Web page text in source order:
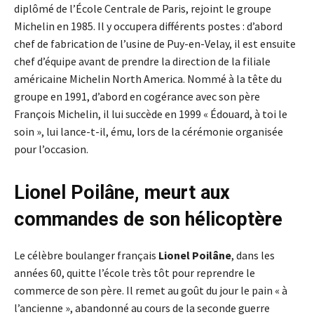
diplômé de l’École Centrale de Paris, rejoint le groupe
Michelin en 1985. Il y occupera différents postes : d’abord
chef de fabrication de l’usine de Puy-en-Velay, il est ensuite
chef d’équipe avant de prendre la direction de la filiale
américaine Michelin North America. Nommé à la tête du
groupe en 1991, d’abord en cogérance avec son père
François Michelin, il lui succède en 1999 « Édouard, à toi le
soin », lui lance-t-il, ému, lors de la cérémonie organisée
pour l’occasion.
Lionel Poilâne, meurt aux
commandes de son hélicoptère
Le célèbre boulanger français Lionel Poilâne, dans les
années 60, quitte l’école très tôt pour reprendre le
commerce de son père. Il remet au goût du jour le pain « à
l’ancienne », abandonné au cours de la seconde guerre